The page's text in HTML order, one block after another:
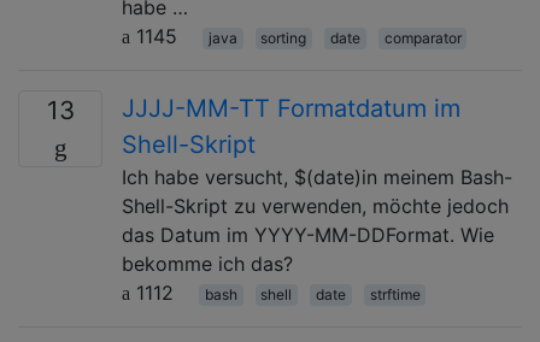
habe …
1145
java sorting date comparator
13
JJJJ-MM-TT Formatdatum im
Shell-Skript
Ich habe versucht, $(date)in meinem Bash-
Shell-Skript zu verwenden, möchte jedoch
das Datum im YYYY-MM-DDFormat. Wie
bekomme ich das?
1112
bash shell date strftime